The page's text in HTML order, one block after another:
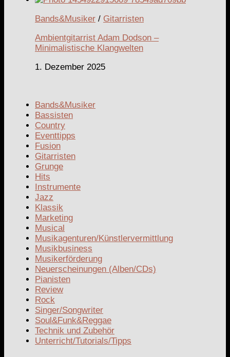
Bands&Musiker / Gitarristen
Ambientgitarrist Adam Dodson –
Minimalistische Klangwelten
1. Dezember 2025
Bands&Musiker
Bassisten
Country
Eventtipps
Fusion
Gitarristen
Grunge
Hits
Instrumente
Jazz
Klassik
Marketing
Musical
Musikagenturen/Künstlervermittlung
Musikbusiness
Musikerförderung
Neuerscheinungen (Alben/CDs)
Pianisten
Review
Rock
Singer/Songwriter
Soul&Funk&Reggae
Technik und Zubehör
Unterricht/Tutorials/Tipps